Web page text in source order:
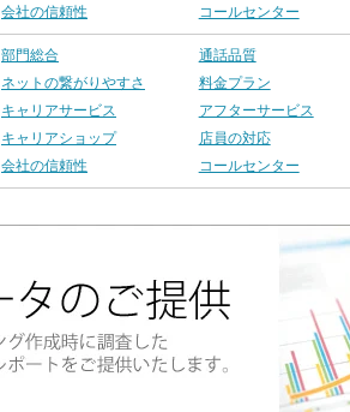
会社の信頼性
コールセンター
部門総合 通話品質
ネットの繋がりやすさ
料金プラン
キャリアサービス
アフターサービス
キャリアショップ
店員の対応
会社の信頼性
コールセンター